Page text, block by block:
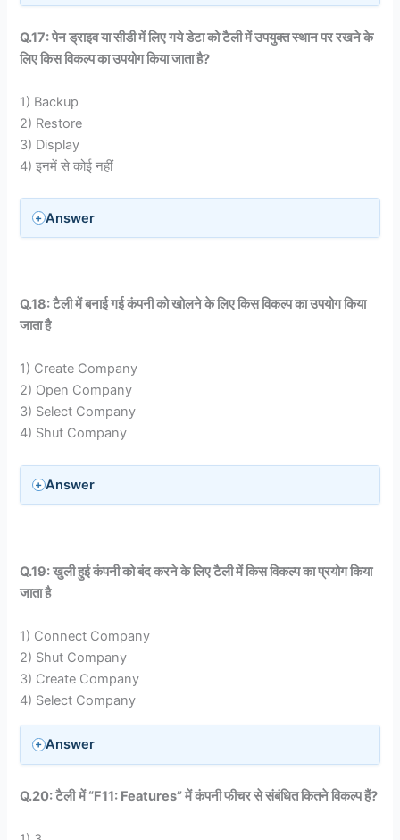
Q.17: पेन ड्राइव या सीडी में लिए गये डेटा को टैली में उपयुक्त स्थान पर रखने के
लिए किस विकल्प का उपयोग किया जाता है?
1) Backup
2) Restore
3) Display
4) इनमें से कोई नहीं
Answer
Q.18: टैली में बनाई गई कंपनी को खोलने के लिए किस विकल्प का उपयोग किया
जाता है
1) Create Company
2) Open Company
3) Select Company
4) Shut Company
Answer
Q.19: खुली हुई कंपनी को बंद करने के लिए टैली में किस विकल्प का प्रयोग किया
जाता है
1) Connect Company
2) Shut Company
3) Create Company
4) Select Company
Answer
Q.20: टैली में “F11: Features” में कंपनी फीचर से संबंधित कितने विकल्प हैं?